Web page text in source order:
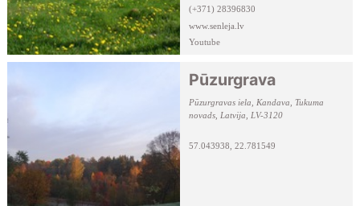
(+371) 28396830
www.senleja.lv
Youtube
Pūzurgrava
Pūzurgravas iela, Kandava, Tukuma
novads, Latvija, LV-3120
57.043938, 22.781549